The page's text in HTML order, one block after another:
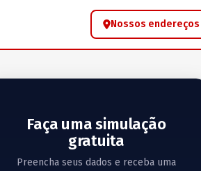
Nossos endereços
Faça uma simulação
gratuita
Preencha seus dados e receba uma